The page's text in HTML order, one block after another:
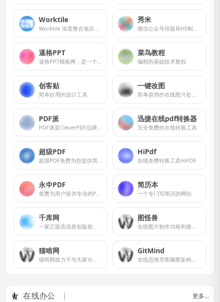
Worktile
Worktile 深度整合项目与任务管理、OKR、网盘、在线沟通等应用。
秀米
微信公众号排版和H5制作工具
逼格PPT
逼格PPT模板网，是一个提供免费ppt模板下载的个人博客网站。除了PPT模板以外，博主李益达还会分享一些免费ppt模板制作教程和素材下载。
菜鸟教程
编程的基础技术教程
创客贴
简单好用的设计工具
一键改图
简单易用的在线图片处理工具
PDF派
PDF派是CleverPDF品牌专为中国地区用户而建立的网站。
迅捷在线pdf转换器
完全免费的在线转换工具
超级PDF
超级PDF免费为您提供简单强大的PDF在线处理工具，文件3小时自动删除
HiPdf
在线免费转换工具HiPDF
永中PDF
免费为用户提供专业的PDF转换及处理在线服务
简历本
一个专门写简历的网站
千库网
一家正版高清原创版权素材免费下载图库网站
图怪兽
在线图片制作功能和微信编辑器功能
猫啃网
猫啃网致力于与大家分享无版权问题的免费商用字体信息
GitMind
在线思维导图脑图架构图制作软件工具
在线办公 更多…